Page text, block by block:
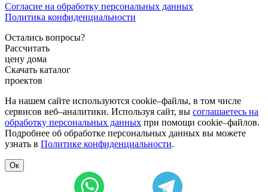
Согласие на обработку персональных данных
Политика конфиденциальности
Остались вопросы?
Рассчитать
цену дома
Скачать каталог
проектов
На нашем сайте используются cookie–файлы, в том числе
сервисов веб–аналитики. Используя сайт, вы соглашаетесь на
обработку персональных данных при помощи cookie–файлов.
Подробнее об обработке персональных данных вы можете
узнать в Политике конфиденциальности.
Ок